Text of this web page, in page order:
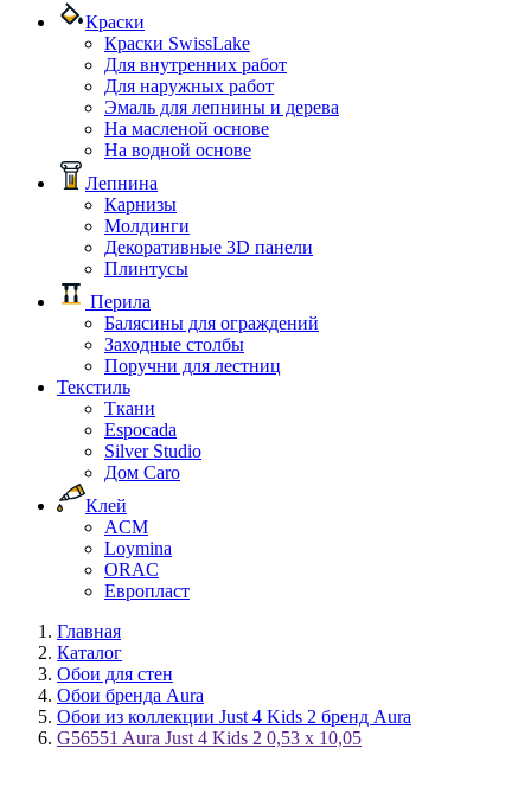
Краски
Краски SwissLake
Для внутренних работ
Для наружных работ
Эмаль для лепнины и дерева
На масленой основе
На водной основе
Лепнина
Карнизы
Молдинги
Декоративные 3D панели
Плинтусы
Перила
Балясины для ограждений
Заходные столбы
Поручни для лестниц
Текстиль
Ткани
Espocada
Silver Studio
Дом Caro
Клей
ACM
Loymina
ORAC
Европласт
Главная
Каталог
Обои для стен
Обои бренда Aura
Обои из коллекции Just 4 Kids 2 бренд Aura
G56551 Aura Just 4 Kids 2 0,53 x 10,05